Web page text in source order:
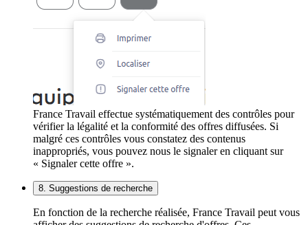
France Travail effectue systématiquement des contrôles pour
vérifier la légalité et la conformité des offres diffusées. Si
malgré ces contrôles vous constatez des contenus
inappropriés, vous pouvez nous le signaler en cliquant sur
« Signaler cette offre ».
8. Suggestions de recherche
En fonction de la recherche réalisée, France Travail peut vous